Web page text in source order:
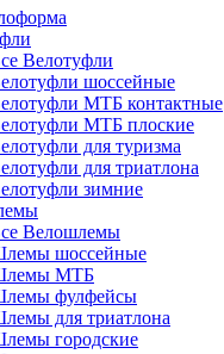
Велотуфли
шоссейные
МТБ контактные
МТБ плоские
для туризма
для триатлона
зимние
Велошлемы
шоссейные
МТБ
фулфейсы
для триатлона
городские